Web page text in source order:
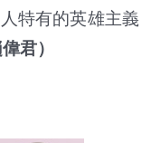
特有的英雄主義
君）